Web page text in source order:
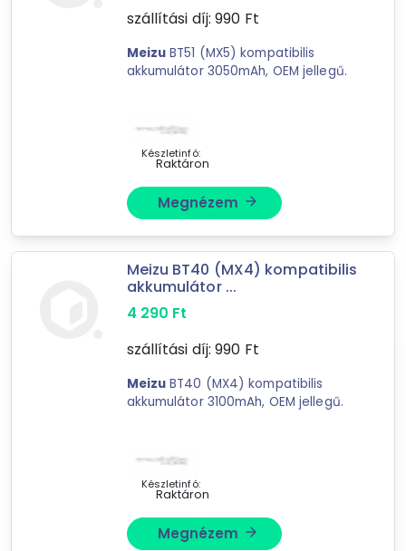
Mást is keresel? Válogass a Depo teljes
tovább válogatok »
szállítási díj: 990 Ft
Meizu BT51 (MX5) kompatibilis
akkumulátor 3050mAh, OEM jellegű.
Készletinfó:
Raktáron
Megnézem arrow_forward
Meizu BT40 (MX4) kompatibilis
akkumulátor ...
4 290 Ft
szállítási díj: 990 Ft
Meizu BT40 (MX4) kompatibilis
akkumulátor 3100mAh, OEM jellegű.
Készletinfó:
Raktáron
Megnézem arrow_forward